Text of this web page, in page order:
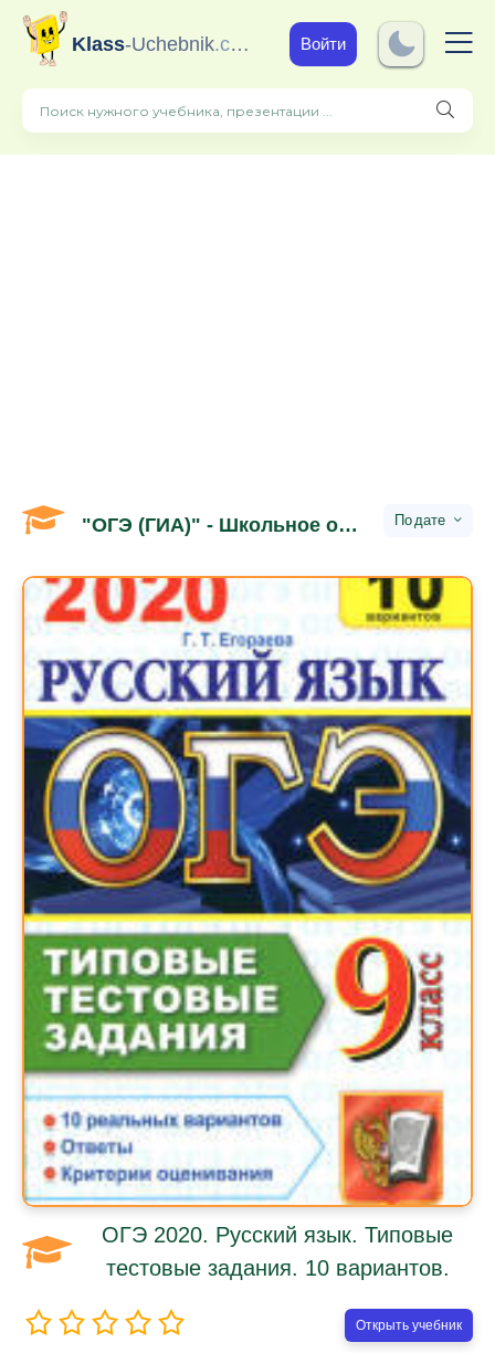
Klass-Uchebnik.com Войти
"ОГЭ (ГИА)" - Школьное обучение дате
ОГЭ 2020. Русский язык. Типовые
тестовые задания. 10 вариантов.
Открыть учебник